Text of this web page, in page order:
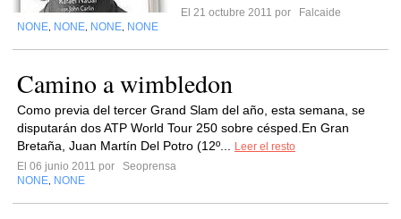
El 21 octubre 2011 por
Falcaide
NONE NONE NONE NONE
Camino a wimbledon
Como previa del tercer Grand Slam del año, esta semana, se
disputarán dos ATP World Tour 250 sobre césped.En Gran
Bretaña, Juan Martín Del Potro (12º...
Leer el resto
El 06 junio 2011 por
Seoprensa
NONE NONE